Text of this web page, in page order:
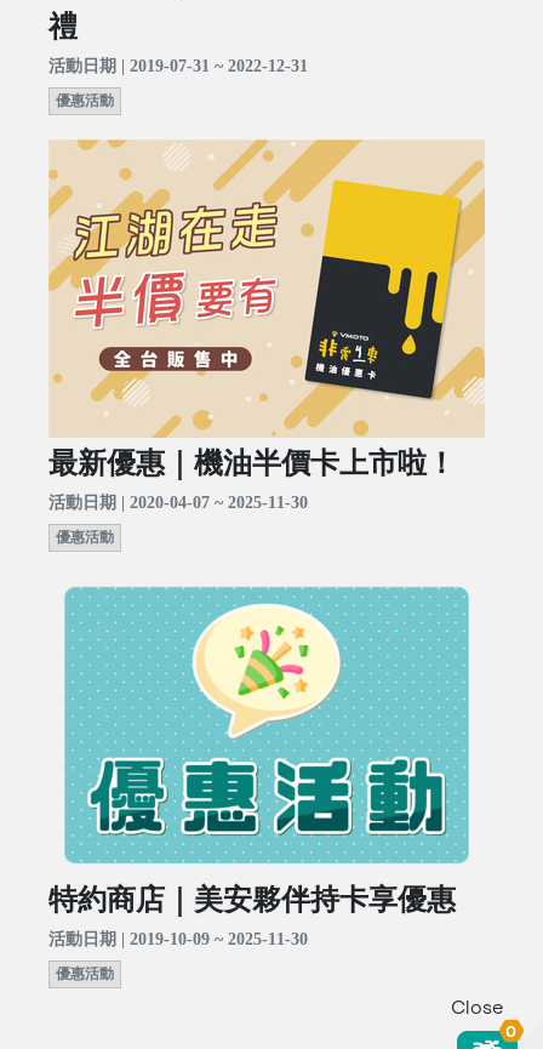
禮
活動日期 | 2019-07-31 ~ 2022-12-31
優惠活動
最新優惠｜機油半價卡上市啦！
活動日期 | 2020-04-07 ~ 2025-11-30
優惠活動
特約商店｜美安夥伴持卡享優惠
活動日期 | 2019-10-09 ~ 2025-11-30
優惠活動
Close
0